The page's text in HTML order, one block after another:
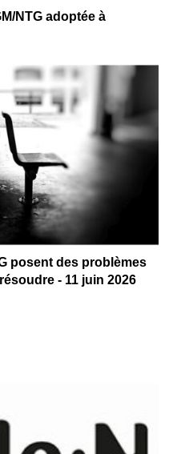
NTG adoptée à
posent des problèmes
- 11 juin 2026